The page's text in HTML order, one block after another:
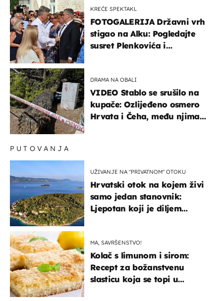
KREĆE SPEKTAKL
FOTOGALERIJA Državni vrh
stigao na Alku: Pogledajte
susret Plenkovića i
DRAMA NA OBALI
VIDEO Stablo se srušilo na
kupače: Ozlijeđeno osmero
Hrvata i Čeha, među njima
PUTOVANJA
UŽIVANJE NA "PRIVATNOM" OTOKU
Hrvatski otok na kojem živi
samo jedan stanovnik:
Ljepotan koji je diljem
MA, SAVRŠENSTVO!
Kolač s limunom i sirom:
Recept za božanstvenu
slasticu koja se topi u